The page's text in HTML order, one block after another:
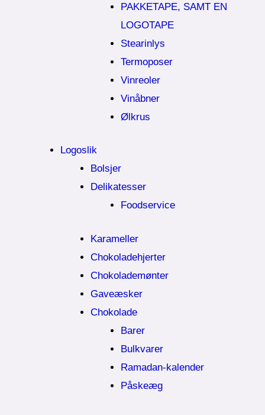
PAKKETAPE, SAMT EN
LOGOTAPE
Stearinlys
Termoposer
Vinreoler
Vinåbner
Ølkrus
Logoslik
Bolsjer
Delikatesser
Foodservice
Karameller
Chokoladehjerter
Chokolademønter
Gaveæsker
Chokolade
Barer
Bulkvarer
Ramadan-kalender
Påskeæg